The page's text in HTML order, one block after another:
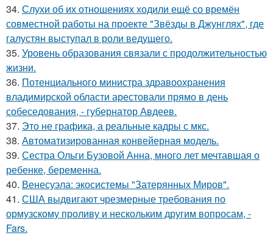
34. Слухи об их отношениях ходили ещё со времён
совместной работы на проекте "Звёзды в Джунглях", где
галустян выступал в роли ведущего.
35. Уровень образования связали с продолжительностью
жизни.
36. Потенциального министра здравоохранения
владимирской области арестовали прямо в день
собеседования, - губернатор Авдеев.
37. Это не графика, а реальные кадры с мкс.
38. Автоматизированная конвейерная модель.
39. Сестра Ольги Бузовой Анна, много лет мечтавшая о
ребенке, беременна.
40. Венесуэла: экосистемы "Затерянных Миров".
41. США выдвигают чрезмерные требования по
ормузскому проливу и нескольким другим вопросам, -
Fars.